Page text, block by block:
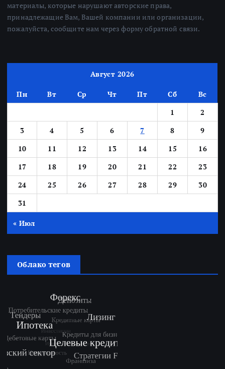
материалы, которые нарушают авторские права,
принадлежащие Вам, Вашей компании или организации,
пожалуйста, сообщите нам через форму обратной связи.
Август 2026
Пн Вт Ср Чт Пт Сб
Вс
1
2
3
4 5 6 7 8
9
10
11 12 13 14 15
16
17
18 19 20 21 22
23
24
25 26 27 28 29
30
31
« Июл
Облако тегов